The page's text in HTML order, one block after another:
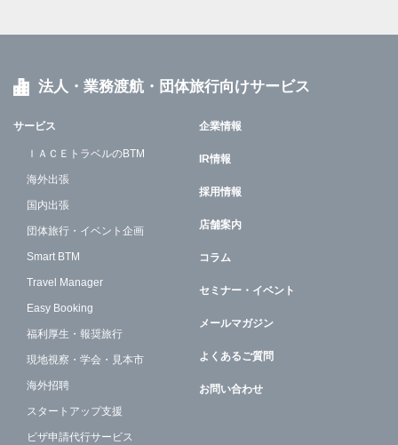
法人・業務渡航・団体旅行向けサービス
サービス
ＩＡＣＥトラベルのBTM
海外出張
国内出張
団体旅行・イベント企画
Smart BTM
Travel Manager
Easy Booking
福利厚生・報奨旅行
現地視察・学会・見本市
海外招聘
スタートアップ支援
ビザ申請代行サービス
企業情報
IR情報
採用情報
店舗案内
コラム
セミナー・イベント
メールマガジン
よくあるご質問
お問い合わせ